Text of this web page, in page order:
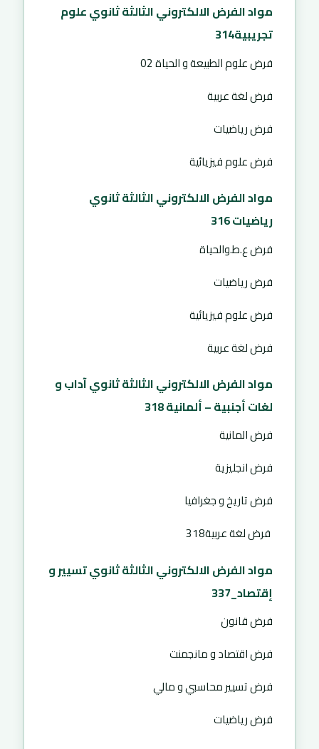
مواد الفرض الالكتروني الثالثة ثانوي علوم
تجريبية314
فرض علوم الطبيعة و الحياة 02
فرض لغة عربية
فرض رياضيات
فرض علوم فيزيائية
مواد الفرض الالكتروني الثالثة ثانوي
رياضيات 316
فرض ع.ط.والحياة
فرض رياضيات
فرض علوم فيزيائية
فرض لغة عربية
مواد الفرض الالكتروني الثالثة ثانوي آداب و
لغات أجنبية – ألمانية 318
فرض المانية
فرض انجليزية
فرض تاريخ و جغرافيا
فرض لغة عربية318
مواد الفرض الالكتروني الثالثة ثانوي تسيير و
إقتصاد_337
فرض قانون
فرض اقتصاد و مانجمنت
فرض تسيير محاسبي و مالي
فرض رياضيات